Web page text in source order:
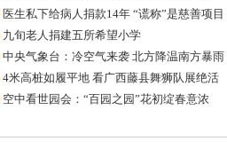
医生私下给病人捐款14年 “谎称”是慈善项目
九旬老人捐建五所希望小学
中央气象台：冷空气来袭 北方降温南方暴雨
4米高桩如履平地 看广西藤县舞狮队展绝活
空中看世园会：“百园之园”花初绽春意浓